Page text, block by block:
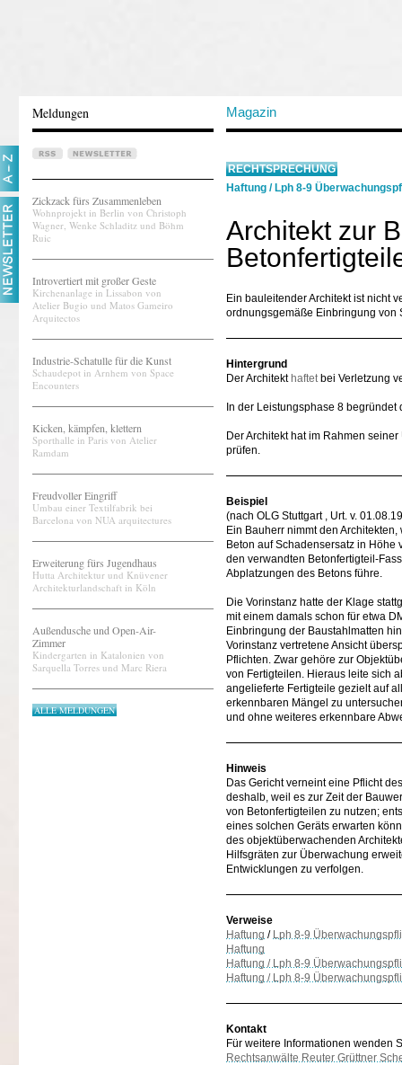
Meldungen Magazin
Zickzack fürs Zusammenleben
Wohnprojekt in Berlin von Christoph
Wagner, Wenke Schladitz und Böhm
Ruic
Introvertiert mit großer Geste
Kirchenanlage in Lissabon von
Atelier Bugio und Matos Gameiro
Arquitectos
Industrie-Schatulle für die Kunst
Schaudepot in Arnhem von Space
Encounters
Kicken, kämpfen, klettern
Sporthalle in Paris von Atelier
Ramdam
Freudvoller Eingriff
Umbau einer Textilfabrik bei
Barcelona von NUA arquitectures
Erweiterung fürs Jugendhaus
Hutta Architektur und Knüvener
Architekturlandschaft in Köln
Außendusche und Open-Air-
Zimmer
Kindergarten in Katalonien von
Sarquella Torres und Marc Riera
ALLE MELDUNGEN
RECHTSPRECHUNG
Haftung / Lph 8-9
Architekt zur
Ein bauleitender Architekt ist nicht
ordnungsgemäße Einbringung von
Hintergrund
Der Architekt haftetbei Verletzung
In der Leistungsphase 8
Der Architekt hat im Rahmen
prüfen.
Beispiel
(nach OLG Stuttgart , Urt. v.
Ein Bauherr nimmt den
Beton auf Schadensersatz in
den verwandten Betonfertigteil-
Abplatzungen des Betons führe.
Die Vorinstanz hatte der Klage
mit einem damals schon für etwa
Einbringung der Baustahlmatten
Vorinstanz vertretene Ansicht
Pflichten. Zwar gehöre zur
von Fertigteilen. Hieraus leite sich
angelieferte Fertigteile gezielt auf
erkennbaren Mängel zu
und ohne weiteres erkennbare
Hinweis
Das Gericht verneint eine Pflicht
deshalb, weil es zur Zeit der
von Betonfertigteilen zu nutzen;
eines solchen Geräts erwarten
des objektüberwachenden
Hilfsgräten zur Überwachung
Entwicklungen zu verfolgen.
Verweise
Haftung / Lph 8-9
Haftung
Haftung / Lph 8-9
Haftung / Lph 8-9
Kontakt
Für weitere Informationen wenden
Rechtsanwälte Reuter Grüttner